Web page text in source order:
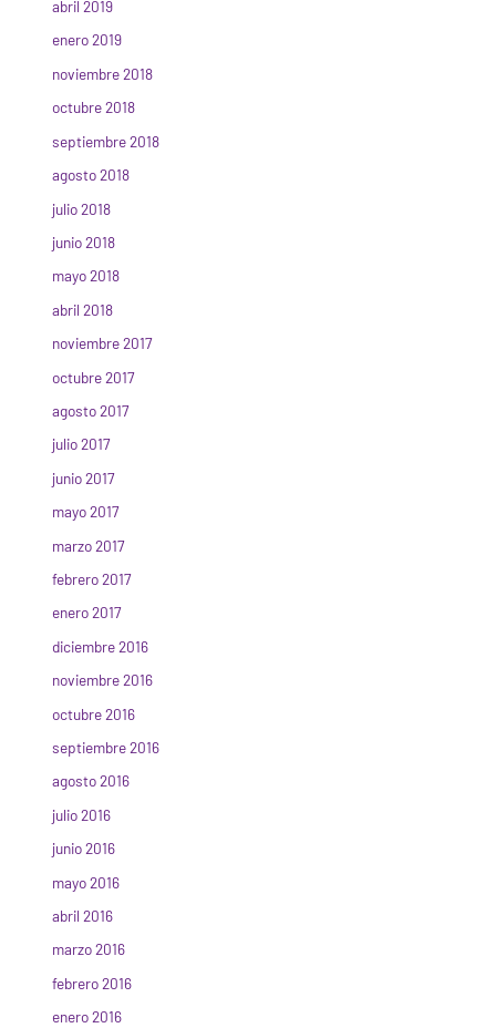
abril 2019
enero 2019
noviembre 2018
octubre 2018
septiembre 2018
agosto 2018
julio 2018
junio 2018
mayo 2018
abril 2018
noviembre 2017
octubre 2017
agosto 2017
julio 2017
junio 2017
mayo 2017
marzo 2017
febrero 2017
enero 2017
diciembre 2016
noviembre 2016
octubre 2016
septiembre 2016
agosto 2016
julio 2016
junio 2016
mayo 2016
abril 2016
marzo 2016
febrero 2016
enero 2016